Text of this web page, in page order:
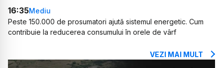
16:35Mediu
Peste 150.000 de prosumatori ajută sistemul energetic. Cum
contribuie la reducerea consumului în orele de vârf
VEZI MAI MULT